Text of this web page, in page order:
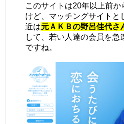
このサイトは20年以上前
けど、マッチングサイトと
近は元ＡＫＢの野呂佳代さ
して、若い人達の会員を急
ですね。